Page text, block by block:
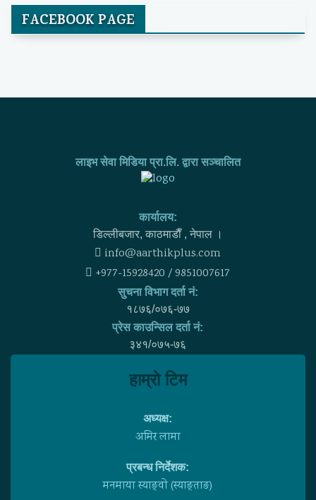
FACEBOOK PAGE
लाइभ सेवा मिडिया प्रा.लि. द्वारा सञ्चालित
कार्यालय:
डिल्लीबजार, काठमाडाैँ , नेपाल ।
info@aarthikplus.com
+977-15928420 / 9851007617
सुचना विभाग दर्ता नं:
१८७६/०७६-७७
प्रेस काउन्सिल दर्ता नं:
३४१/०७५-७६
हाम्राे टिम
अध्यक्ष:
अमिर लामा
प्रबन्ध निर्देशक:
मनमाया स्याङ्वाे (स्याङ्ताङ)